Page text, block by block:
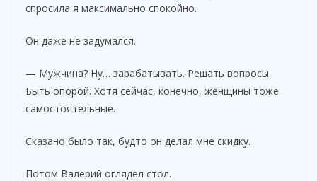
спросила я максимально спокойно.
Он даже не задумался.
— Мужчина? Ну… зарабатывать. Решать вопросы.
Быть опорой. Хотя сейчас, конечно, женщины тоже
самостоятельные.
Сказано было так, будто он делал мне скидку.
Потом Валерий оглядел стол.